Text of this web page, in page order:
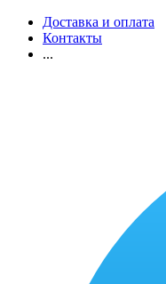
Доставка и оплата
Контакты
...